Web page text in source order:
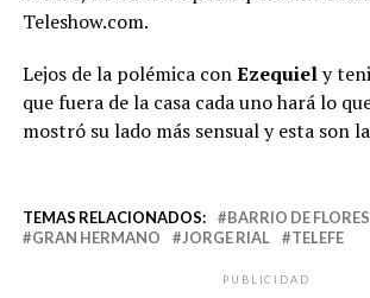
Teleshow.com.
Lejos de la polémica conEzequiely
que fuera de la casa cada uno hará lo
mostró su lado más sensual y esta son
TEMAS RELACIONADOS: BARRIO DE FLORES
GRAN HERMANO
JORGE RIAL TELEFE
PUBLICIDAD